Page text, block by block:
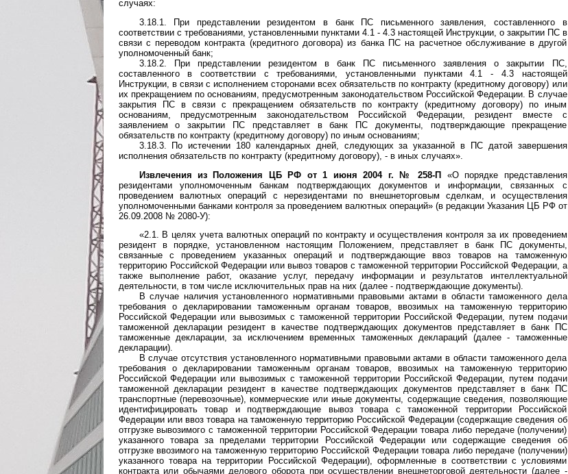
случаях:
3.18.1. При представлении резидентом в банк ПС письменного заявления, составленного в
соответствии с требованиями, установленными пунктами 4.1 - 4.3 настоящей Инструкции, о закрытии ПС в
связи с переводом контракта (кредитного договора) из банка ПС на расчетное обслуживание в другой
уполномоченный банк;
3.18.2. При представлении резидентом в банк ПС письменного заявления о закрытии ПС,
составленного в соответствии с требованиями, установленными пунктами 4.1 - 4.3 настоящей
Инструкции, в связи с исполнением сторонами всех обязательств по контракту (кредитному договору) или
их прекращением по основаниям, предусмотренным законодательством Российской Федерации. В случае
закрытия ПС в связи с прекращением обязательств по контракту (кредитному договору) по иным
основаниям, предусмотренным законодательством Российской Федерации, резидент вместе с
заявлением о закрытии ПС представляет в банк ПС документы, подтверждающие прекращение
обязательств по контракту (кредитному договору) по иным основаниям;
3.18.3. По истечении 180 календарных дней, следующих за указанной в ПС датой завершения
исполнения обязательств по контракту (кредитному договору), - в иных случаях».
Извлечения из Положения ЦБ РФ от 1 июня 2004 г. № 258-П «О порядке представления
резидентами уполномоченным банкам подтверждающих документов и информации, связанных с
проведением валютных операций с нерезидентами по внешнеторговым сделкам, и осуществления
уполномочен­ными банками контроля за проведением валютных операций» (в редакции Указания ЦБ РФ от
26.09.2008 № 2080-У):
«2.1. В целях учета валютных операций по контракту и осуществления контроля за их проведением
резидент в порядке, установленном настоящим Положением, представляет в банк ПС документы,
связанные с проведением указанных операций и подтверждающие ввоз товаров на таможенную
территорию Российской Федерации или вывоз товаров с таможенной территории Российской Федерации, а
также выполнение работ, оказание услуг, передачу информации и результатов интеллектуальной
деятельности, в том числе исключительных прав на них (далее - подтверждающие документы).
В случае наличия установленного нормативными правовыми актами в области таможенного дела
требования о декларировании таможенным органам товаров, ввозимых на таможенную территорию
Российской Федерации или вывозимых с таможенной территории Российской Федерации, путем подачи
таможенной декларации резидент в качестве подтверждающих документов представляет в банк ПС
таможенные декларации, за исключением временных таможенных деклараций (далее - таможенные
декларации).
В случае отсутствия установленного нормативными правовыми актами в области таможенного дела
требования о декларировании таможенным органам товаров, ввозимых на таможенную территорию
Российской Федерации или вывозимых с таможенной территории Российской Федерации, путем подачи
таможенной декларации резидент в качестве подтверждающих документов представляет в банк ПС
транспортные (перевозочные), коммерческие или иные документы, содержащие сведения, позволяющие
идентифицировать товар и подтверждающие вывоз товара с таможенной территории Российской
Федерации или ввоз товара на таможенную территорию Российской Федерации (содержащие сведения об
отгрузке вывозимого с таможенной территории Российской Федерации товара либо передаче (получении)
указанного товара за пределами территории Российской Федерации или содержащие сведения об
отгрузке ввозимого на таможенную территорию Российской Федерации товара либо передаче (получении)
указанного товара на территории Российской Федерации), оформленные в соответствии с условиями
контракта или обычаями делового оборота при осуществлении внешнеторговой деятельности (далее -